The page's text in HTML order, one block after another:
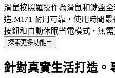
滑鼠按照羅技作為滑鼠和鍵盤
造.M171 耐用可靠，使用時間
按鈕和自動休眠省電模式，無需
探索更多功能
針對真實生活打造。